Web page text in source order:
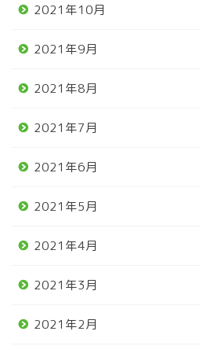
2021年10月
2021年9月
2021年8月
2021年7月
2021年6月
2021年5月
2021年4月
2021年3月
2021年2月